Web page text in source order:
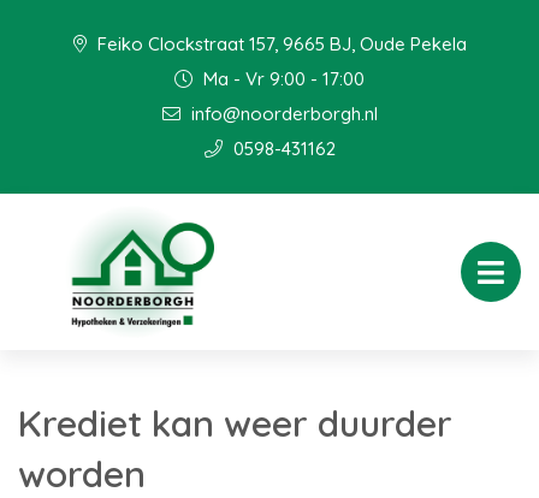
Feiko Clockstraat 157, 9665 BJ, Oude Pekela
Ma - Vr 9:00 - 17:00
info@noorderborgh.nl
0598-431162
Krediet kan weer duurder
worden